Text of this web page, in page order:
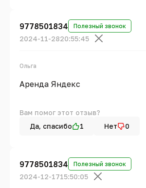
9778501834 Полезный звонок
2024-11-2820:55:45
Ольга
Аренда Яндекс
Вам помог этот отзыв?
Да, спасибо
1 Нет 0
9778501834 Полезный звонок
2024-12-1715:50:05